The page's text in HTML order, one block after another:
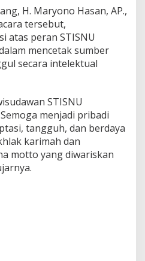
H. Maryono Hasan, AP.,
tersebut,
atas peran STISNU
mencetak sumber
secara intelektual
STISNU
menjadi pribadi
tangguh, dan berdaya
karimah dan
motto yang diwariskan